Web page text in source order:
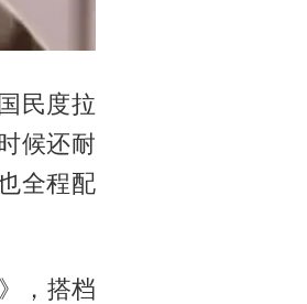
民度拉
候还耐
全程配
，搭档